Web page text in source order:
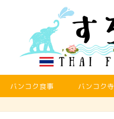
バンコク食事 バンコク